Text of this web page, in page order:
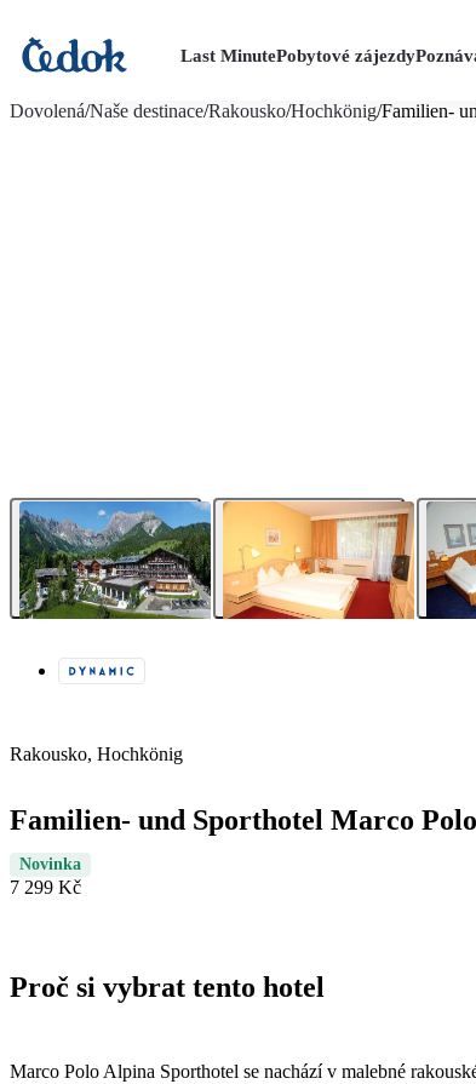
Last MinutePobytové zájezdy
Dovolená/Naše destinace/Rakousko/Hochkönig/Familien-
Rakousko, Hochkönig
Familien- und Sporthotel Marco
Novinka
7 299 Kč
Proč si vybrat tento hotel
Marco Polo Alpina Sporthotel se nachází v malebné